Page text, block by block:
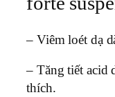
– Viêm loét dạ
– Tăng tiết acid
thích.